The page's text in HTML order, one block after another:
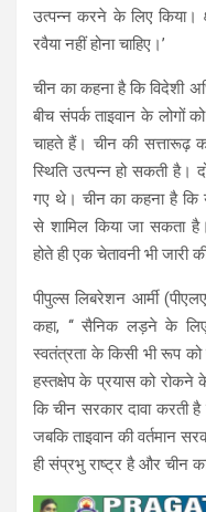
उत्पन्न करने के लिए किया।
रवैया नहीं होना चाहिए।’
चीन का कहना है कि विदेशी
बीच संपर्क ताइवान के लोगों
चाहते हैं। चीन की सत्तारूढ़
स्थिति उत्पन्न हो सकती है।
गए थे। चीन का कहना है कि
से शामिल किया जा सकता
होते ही एक चेतावनी भी जारी
पीपुल्स लिबरेशन आर्मी
कहा, ‘‘ सैनिक लड़ने के
स्वतंत्रता के किसी भी रूप
हस्तक्षेप के प्रयास को रोकने
कि चीन सरकार दावा करती है
जबकि ताइवान की वर्तमान
ही संप्रभु राष्ट्र है और चीन